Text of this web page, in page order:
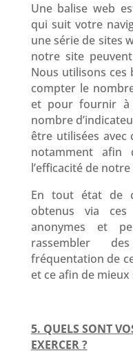
Une balise web
qui suit votre
une série de sites
notre site
Nous utilisons
compter le
et pour fournir à
nombre
être utilisées avec
notamment afin
l’efficacité de notre
En tout état de
obtenus via
anonymes et
rassembler
fréquentation de
et ce afin de
5. QUELS SONT
EXERCER ?